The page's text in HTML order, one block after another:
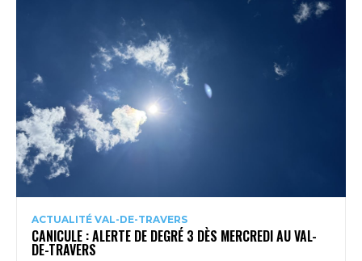
ACTUALITÉ VAL-DE-TRAVERS
CANICULE : ALERTE DE DEGRÉ 3 DÈS MERCREDI AU VAL-
DE-TRAVERS